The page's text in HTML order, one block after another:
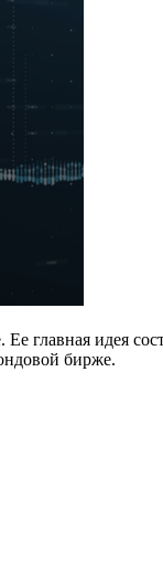
главная идея
бирже.